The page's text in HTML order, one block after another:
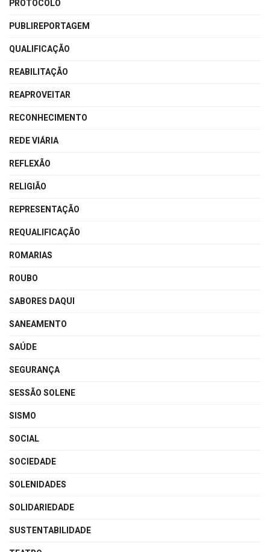
PROTOCOLO
PUBLIREPORTAGEM
QUALIFICAÇÃO
REABILITAÇÃO
REAPROVEITAR
RECONHECIMENTO
REDE VIÁRIA
REFLEXÃO
RELIGIÃO
REPRESENTAÇÃO
REQUALIFICAÇÃO
ROMARIAS
ROUBO
SABORES DAQUI
SANEAMENTO
SAÚDE
SEGURANÇA
SESSÃO SOLENE
SISMO
SOCIAL
SOCIEDADE
SOLENIDADES
SOLIDARIEDADE
SUSTENTABILIDADE